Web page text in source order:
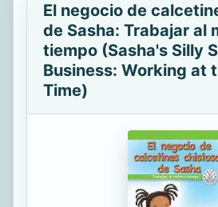
El negocio de
de Sasha: Trabajar al
tiempo (Sasha's Silly
Business: Working at
Time)